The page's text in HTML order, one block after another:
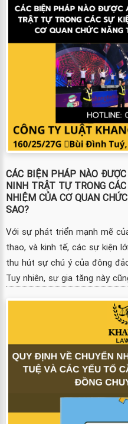
CÁC BIỆN PHÁP NÀO
NINH TRẬT TỰ TRONG
NHIỆM CỦA CƠ QUAN
SAO?
Với sự phát triển mạnh mẽ
thao, và kinh tế, các sự kiện
thu hút sự chú ý của đông
Tuy nhiên, sự gia tăng này